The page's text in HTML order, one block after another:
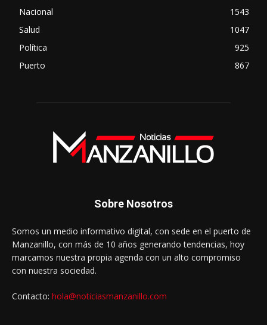
Nacional
1543
Salud
1047
Política
925
Puerto
867
Sobre Nosotros
Somos un medio informativo digital, con sede en el puerto de
Manzanillo, con más de 10 años generando tendencias, hoy
marcamos nuestra propia agenda con un alto compromiso
con nuestra sociedad.
Contacto: hola@noticiasmanzanillo.com